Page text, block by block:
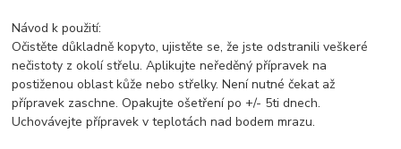
Návod k použití:
Očistěte důkladně kopyto, ujistěte se, že jste odstranili veškeré
nečistoty z okolí střelu. Aplikujte neředěný přípravek na
postiženou oblast kůže nebo střelky. Není nutné čekat až
přípravek zaschne. Opakujte ošetření po +/- 5ti dnech.
Uchovávejte přípravek v teplotách nad bodem mrazu.